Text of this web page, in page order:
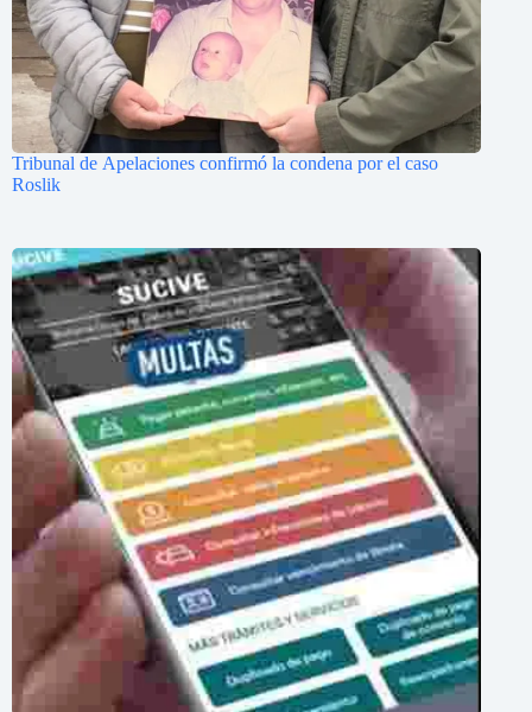
Tribunal de Apelaciones confirmó la condena por el caso
Roslik